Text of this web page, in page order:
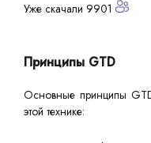
Уже скачали 9901
Принципы GTD
Основные принципы
этой технике: